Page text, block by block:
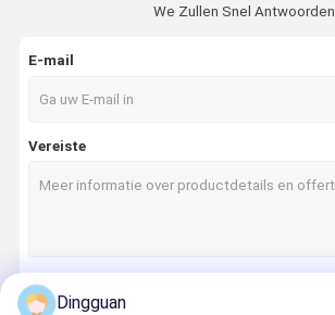
We Zullen Snel Antwoorden
E-mail
Vereiste
Dingguan